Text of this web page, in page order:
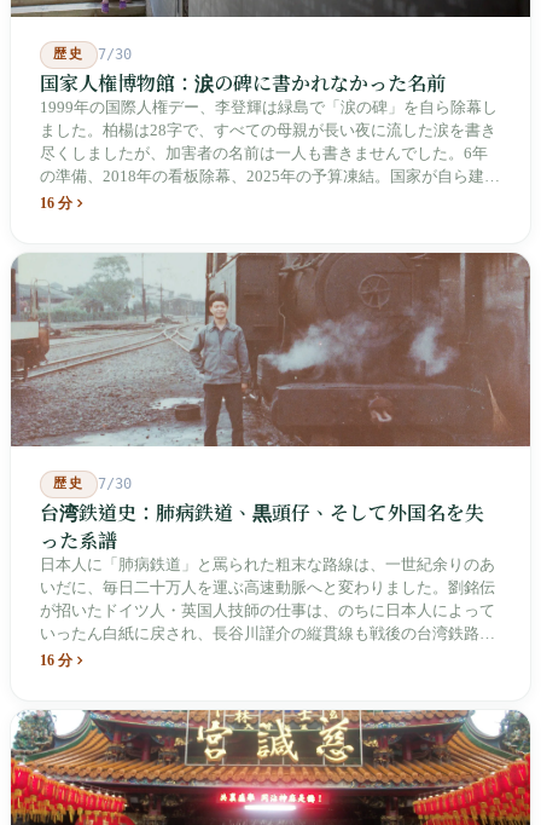
歴史 7/30
国家人権博物館：涙の碑に書かれなかった名前
1999年の国際人権デー、李登輝は緑島で「涙の碑」を自ら除幕し
ました。柏楊は28字で、すべての母親が長い夜に流した涙を書き
尽くしましたが、加害者の名前は一人も書きませんでした。6年
の準備、2018年の看板除幕、2025年の予算凍結。国家が自ら建
て、自らが行ったことを記念する博物館です。しかし解厳から39
16 分
歴史 7/30
台湾鉄道史：肺病鉄道、黒頭仔、そして外国名を失
った系譜
日本人に「肺病鉄道」と罵られた粗末な路線は、一世紀余りのあ
いだに、毎日二十万人を運ぶ高速動脈へと変わりました。劉銘伝
が招いたドイツ人・英国人技師の仕事は、のちに日本人によって
いったん白紙に戻され、長谷川謹介の縦貫線も戦後の台湾鉄路に
よって改名・改番されました。どの世代も前の世代の記録を脚注
治スローガン、そしてようやくプユマ・タロコの世代になって、
先住民族の地名が再びレールの上に敷き戻されたのです。
16 分